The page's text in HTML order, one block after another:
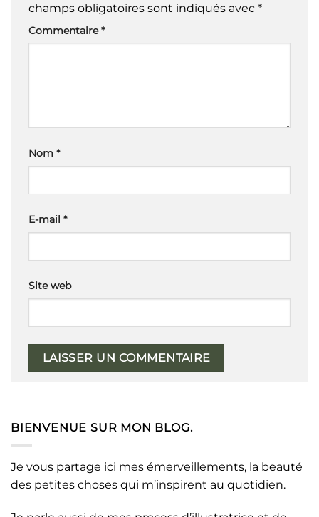
champs obligatoires sont indiqués avec *
Commentaire*
Nom *
E-mail *
Site web
BIENVENUE SUR MON BLOG.
Je vous partage ici mes émerveillements, la beauté
des petites choses qui m’inspirent au quotidien.